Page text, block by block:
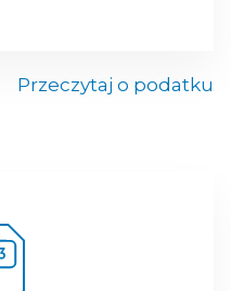
Przeczytaj o podatku